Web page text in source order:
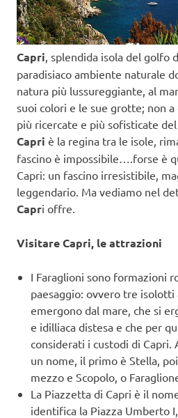
Capri , splendida isola del golfo
paradisiaco ambiente naturale
natura più lussureggiante, al
suoi colori e le sue grotte; non
più ricercate e più sofisticate
Capri è la regina tra le isole,
fascino è impossibile….forse è
Capri: un fascino irresistibile,
leggendario. Ma vediamo nel
Capri offre.
Visitare Capri, le attrazioni
I Faraglioni sono formazioni
paesaggio: ovvero tre
emergono dal mare, che si
e idilliaca distesa e che per
considerati i custodi di Capri.
un nome, il primo è Stella,
mezzo e Scopolo, o
La Piazzetta di Capri è il
identifica la Piazza Umberto